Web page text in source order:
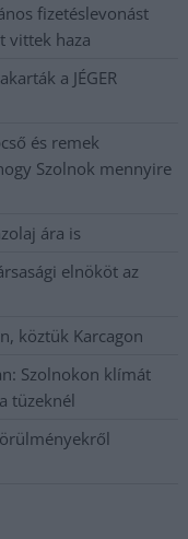
fizetéslevonást
vittek haza
a JÉGER
és remek
Szolnok mennyire
ára is
elnököt az
köztük Karcagon
Szolnokon klímát
tüzeknél